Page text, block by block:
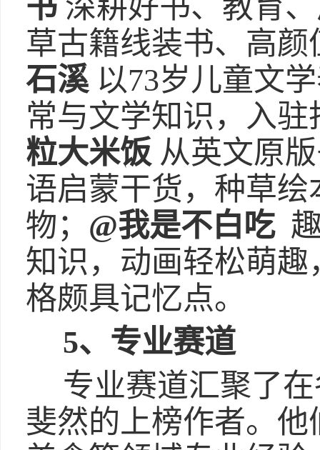
书 深耕好书、教育
草古籍线装书、高
石溪以73岁儿童文
常与文学知识，入
粒大米饭从英文原
语启蒙干货，种草
物； @我是不白吃趣
知识，动画轻松萌
格颇具记忆点。
5、专业赛道
专业赛道汇聚了
斐然的上榜作者。